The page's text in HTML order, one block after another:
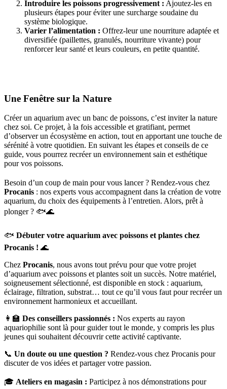
Introduire les poissons progressivement : Ajoutez-les en
plusieurs étapes pour éviter une surcharge soudaine du
système biologique.
Varier l’alimentation : Offrez-leur une nourriture adaptée et
diversifiée (paillettes, granulés, nourriture vivante) pour
renforcer leur santé et leurs couleurs, en petite quantité.
Une Fenêtre sur la Nature
Créer un aquarium avec un banc de poissons, c’est inviter la nature
chez soi. Ce projet, à la fois accessible et gratifiant, permet
d’observer un écosystème en action, tout en apportant une touche de
sérénité à votre quotidien. En suivant les étapes et conseils de ce
guide, vous pourrez recréer un environnement sain et esthétique
pour vos poissons.
Besoin d’un coup de main pour vous lancer ? Rendez-vous chez
Procanis : nos experts vous accompagnent dans la création de votre
aquarium, du choix des équipements à l’entretien. Alors, prêt à
plonger ? 🐟🌊
🐟 Débuter votre aquarium avec poissons et plantes chez
Procanis ! 🌊
Chez Procanis, nous avons tout prévu pour que votre projet
d’aquarium avec poissons et plantes soit un succès. Notre matériel,
soigneusement sélectionné, est disponible en stock : aquarium,
éclairage, filtration, substrat… tout ce qu’il vous faut pour recréer un
environnement harmonieux et accueillant.
👩‍🏫 Des conseillers passionnés : Nos experts au rayon
aquariophilie sont là pour guider tout le monde, y compris les plus
jeunes qui souhaitent découvrir cette activité captivante.
📞 Un doute ou une question ? Rendez-vous chez Procanis pour
discuter de vos idées et partager votre passion.
🎓 Ateliers en magasin : Participez à nos démonstrations pour